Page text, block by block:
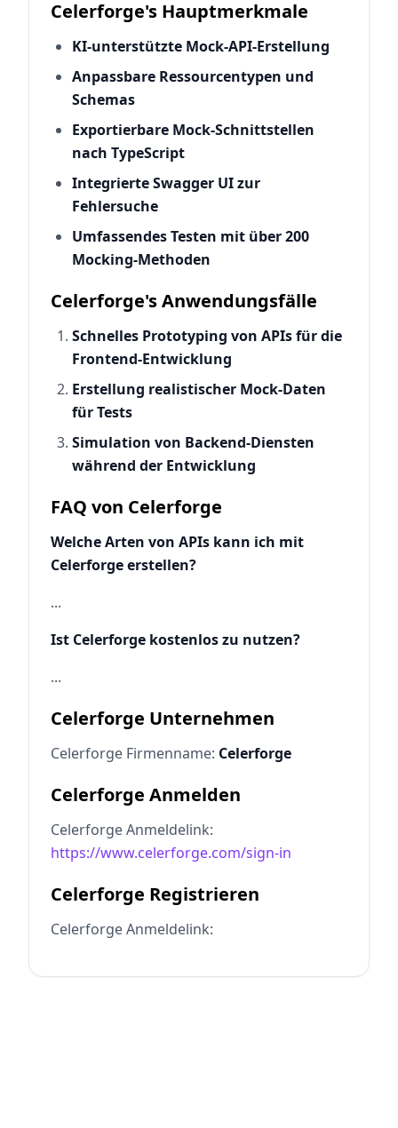
Celerforge's Hauptmerkmale
KI-unterstützte Mock-API-Erstellung
Anpassbare Ressourcentypen und
Schemas
Exportierbare Mock-Schnittstellen
nach TypeScript
Integrierte Swagger UI zur
Fehlersuche
Umfassendes Testen mit über 200
Mocking-Methoden
Celerforge's Anwendungsfälle
Schnelles Prototyping von APIs für die
Frontend-Entwicklung
Erstellung realistischer Mock-Daten
für Tests
Simulation von Backend-Diensten
während der Entwicklung
FAQ von Celerforge
Welche Arten von APIs kann ich mit
Celerforge erstellen?
...
Ist Celerforge kostenlos zu nutzen?
...
Celerforge Unternehmen
Celerforge Firmenname: Celerforge
Celerforge Anmelden
Celerforge Anmeldelink:
https://www.celerforge.com/sign-in
Celerforge Registrieren
Celerforge Anmeldelink: